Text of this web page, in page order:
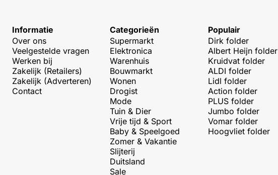
Informatie
Over ons
Veelgestelde vragen
Werken bij
Zakelijk (Retailers)
Zakelijk (Adverteren)
Contact
Categorieën
Supermarkt
Elektronica
Warenhuis
Bouwmarkt
Wonen
Drogist
Mode
Tuin & Dier
Vrije tijd & Sport
Baby & Speelgoed
Zomer & Vakantie
Slijterij
Duitsland
Sale
Populair
Dirk folder
Albert Heijn folder
Kruidvat folder
ALDI folder
Lidl folder
Action folder
PLUS folder
Jumbo folder
Vomar folder
Hoogvliet folder